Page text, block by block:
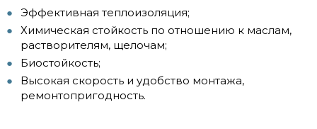
Эффективная теплоизоляция;
Химическая стойкость по отношению к маслам,
растворителям, щелочам;
Биостойкость;
Высокая скорость и удобство монтажа,
ремонтопригодность.